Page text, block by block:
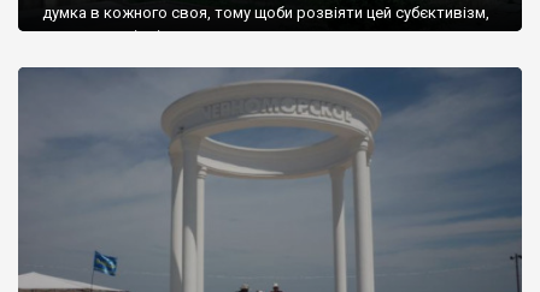
думка в кожного своя, тому щоби розвіяти цей субєктивізм,
запрошую відвідати це